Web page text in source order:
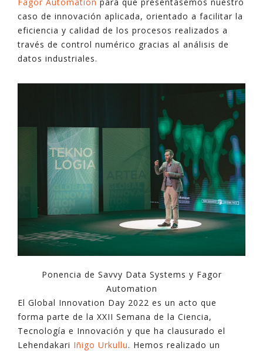
caso de innovación aplicada, orientado a facilitar la
eficiencia y calidad de los procesos realizados a
través de control numérico gracias al análisis de
datos industriales.
Ponencia de Savvy Data Systems y Fagor
Automation
El Global Innovation Day 2022 es un acto que
forma parte de la XXII Semana de la Ciencia,
Tecnología e Innovación y que ha clausurado el
Lehendakari Iñigo Urkullu. Hemos realizado un